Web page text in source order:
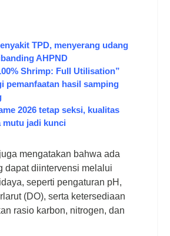
TPD, menyerang udang
AHPND
Shrimp: Full Utilisation”
pemanfaatan hasil samping
2026 tetap seksi, kualitas
mutu jadi kunci
mengatakan bahwa ada
dapat diintervensi melalui
seperti pengaturan pH,
(DO), serta ketersediaan
rasio karbon, nitrogen, dan